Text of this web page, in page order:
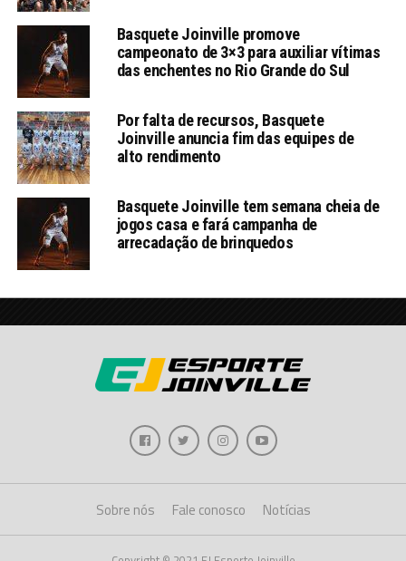
Basquete Joinville promove
campeonato de 3×3 para auxiliar vítimas
das enchentes no Rio Grande do Sul
Por falta de recursos, Basquete
Joinville anuncia fim das equipes de
alto rendimento
Basquete Joinville tem semana cheia de
jogos casa e fará campanha de
arrecadação de brinquedos
Sobre nós Fale conosco Notícias